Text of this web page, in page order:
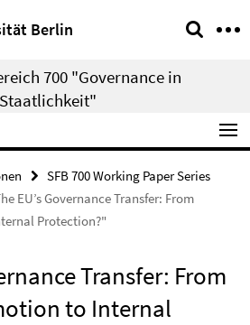
Berlin
700 "Governance in
SFB 700 Working Paper Series
EU’s Governance Transfer: From
Protection?"
Transfer: From
to Internal